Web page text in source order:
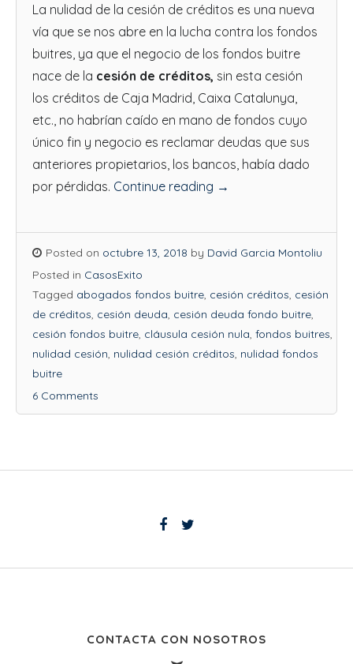
La nulidad de la cesión de créditos es una nueva
vía que se nos abre en la lucha contra los fondos
buitres, ya que el negocio de los fondos buitre
nace de la cesión de créditos, sin esta cesión
los créditos de Caja Madrid, Caixa Catalunya,
etc., no habrían caído en mano de fondos cuyo
único fin y negocio es reclamar deudas que sus
anteriores propietarios, los bancos, había dado
por pérdidas. Continue reading →
Posted on octubre 13, 2018 by David Garcia Montoliu
Posted in CasosExito
Tagged abogados fondos buitre, cesión créditos, cesión
de créditos, cesión deuda, cesión deuda fondo buitre,
cesión fondos buitre, cláusula cesión nula, fondos buitres,
nulidad cesión, nulidad cesión créditos, nulidad fondos
buitre
6 Comments
CONTACTA CON NOSOTROS